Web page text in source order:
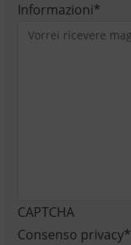
Informazioni*
CAPTCHA
Consenso privacy*